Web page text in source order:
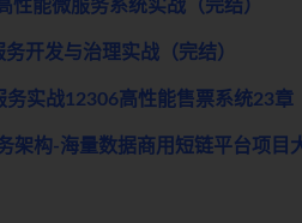
性能微服务系统实战（完结）
务开发与治理实战（完结）
实战12306高性能售票系统23章
架构-海量数据商用短链平台项目